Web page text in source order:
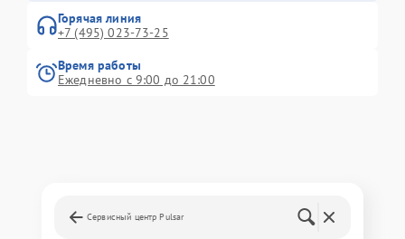
Горячая линия
+7 (495) 023-73-25
Время работы
Ежедневно с 9:00 до 21:00
Сервисный центр Pulsar